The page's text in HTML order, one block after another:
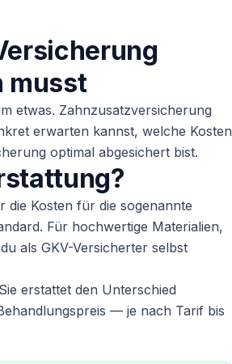
musst
etwas. Zahnzusatzversicherung
erwarten kannst, welche Kosten
optimal abgesichert bist.
die Kosten für die sogenannte
Für hochwertige Materialien,
als GKV-Versicherter selbst
erstattet den Unterschied
— je nach Tarif bis